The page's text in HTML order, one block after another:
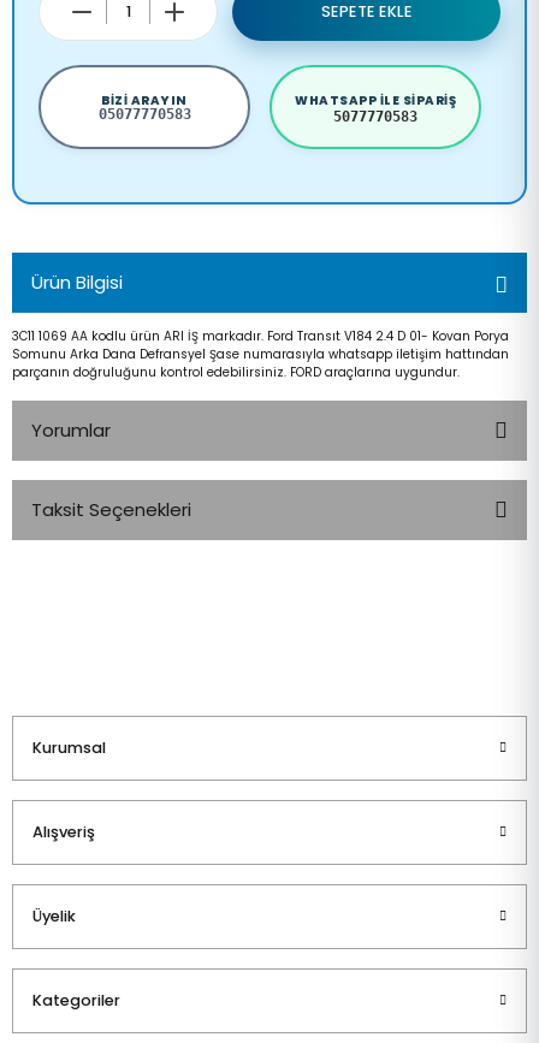
SEPETE EKLE
BIZI ARAYIN
05077770583
WHATSAPP ILE SIPARIŞ
5077770583
Ürün Bilgisi
3C11 1069 AA kodlu ürün ARI İŞ markadır. Ford Transıt V184 2.4 D 01- Kovan Porya
Somunu Arka Dana Defransyel Şase numarasıyla whatsapp iletişim hattından
parçanın doğruluğunu kontrol edebilirsiniz. FORD araçlarına uygundur.
Yorumlar
Taksit Seçenekleri
Kurumsal
Alışveriş
Üyelik
Kategoriler